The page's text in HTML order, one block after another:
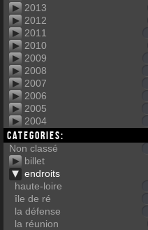
2013
2012
2011
2010
2009
2008
2007
2006
2005
2004
Categories:
Non classé
billet
endroits
haute-loire
île de ré
la défense
la réunion